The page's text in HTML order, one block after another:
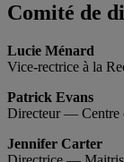
Comité de
Lucie Ménard
Vice-rectrice à la
Patrick Evans
Directeur — Centre
Jennifer Carter